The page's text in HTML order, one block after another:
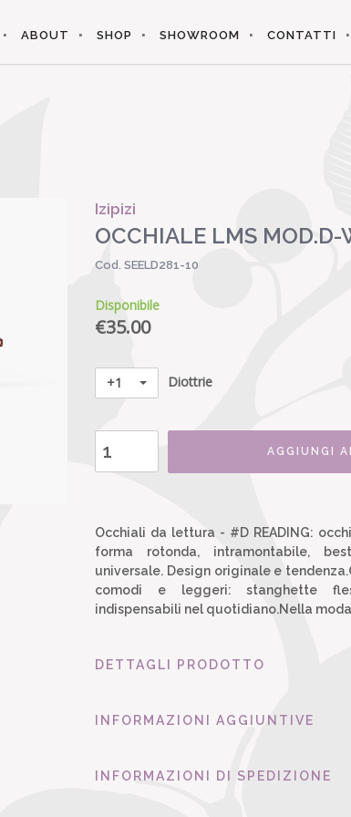
ABOUT SHOP SHOWROOM CONTATTI
Izipizi
OCCHIALE LMS MOD.D-
Cod. SEELD281-10
Disponibile
€35.00
+1 Diottrie
AGGIUNGI
Occhiali da lettura - #D READING:
forma rotonda, intramontabile,
universale. Design originale e
comodi e leggeri: stanghette
indispensabili nel quotidiano.Nella
DETTAGLI PRODOTTO
INFORMAZIONI AGGIUNTIVE
INFORMAZIONI DI SPEDIZIONE